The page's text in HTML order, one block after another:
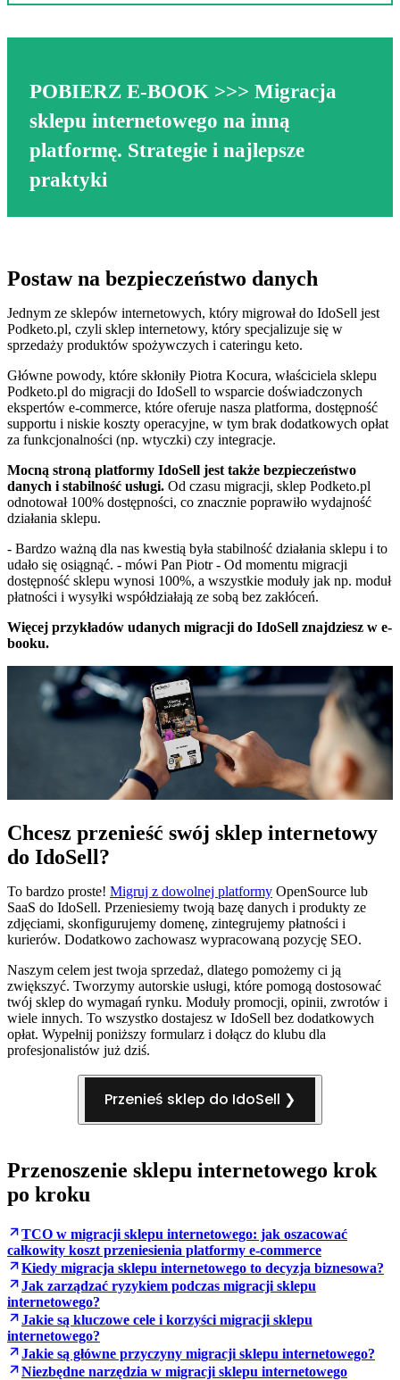
POBIERZ E-BOOK >>> Migracja
sklepu internetowego na inną
platformę. Strategie i najlepsze
praktyki
Postaw na bezpieczeństwo danych
Jednym ze sklepów internetowych, który migrował do IdoSell jest
Podketo.pl, czyli sklep internetowy, który specjalizuje się w
sprzedaży produktów spożywczych i cateringu keto.
Główne powody, które skłoniły Piotra Kocura, właściciela sklepu
Podketo.pl do migracji do IdoSell to wsparcie doświadczonych
ekspertów e-commerce, które oferuje nasza platforma, dostępność
supportu i niskie koszty operacyjne, w tym brak dodatkowych opłat
za funkcjonalności (np. wtyczki) czy integracje.
Mocną stroną platformy IdoSell jest także bezpieczeństwo
danych i stabilność usługi. Od czasu migracji, sklep Podketo.pl
odnotował 100% dostępności, co znacznie poprawiło wydajność
działania sklepu.
- Bardzo ważną dla nas kwestią była stabilność działania sklepu i to
udało się osiągnąć. - mówi Pan Piotr - Od momentu migracji
dostępność sklepu wynosi 100%, a wszystkie moduły jak np. moduł
płatności i wysyłki współdziałają ze sobą bez zakłóceń.
Więcej przykładów udanych migracji do IdoSell znajdziesz w e-
booku.
Chcesz przenieść swój sklep internetowy
do IdoSell?
To bardzo proste! Migruj z dowolnej platformy OpenSource lub
SaaS do IdoSell. Przeniesiemy twoją bazę danych i produkty ze
zdjęciami, skonfigurujemy domenę, zintegrujemy płatności i
kurierów. Dodatkowo zachowasz wypracowaną pozycję SEO.
Naszym celem jest twoja sprzedaż, dlatego pomożemy ci ją
zwiększyć. Tworzymy autorskie usługi, które pomogą dostosować
twój sklep do wymagań rynku. Moduły promocji, opinii, zwrotów i
wiele innych. To wszystko dostajesz w IdoSell bez dodatkowych
opłat. Wypełnij poniższy formularz i dołącz do klubu dla
profesjonalistów już dziś.
Przenieś sklep do IdoSell ❯
Przenoszenie sklepu internetowego krok
po kroku
TCO w migracji sklepu internetowego: jak oszacować
całkowity koszt przeniesienia platformy e-commerce
Kiedy migracja sklepu internetowego to decyzja biznesowa?
Jak zarządzać ryzykiem podczas migracji sklepu
internetowego?
Jakie są kluczowe cele i korzyści migracji sklepu
internetowego?
Jakie są główne przyczyny migracji sklepu internetowego?
Niezbędne narzędzia w migracji sklepu internetowego